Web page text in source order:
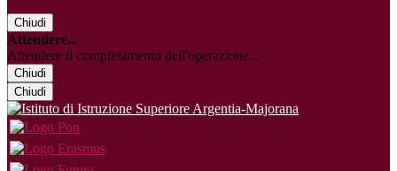
Chiudi
Attendere...
Attendere il completamento dell'operazione...
Chiudi
Chiudi